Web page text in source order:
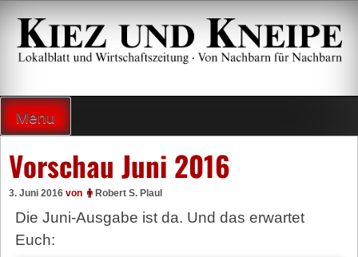
Zum
Inhalt
springen
Menu
Vorschau Juni 2016
3. Juni 2016 von Robert S. Plaul
Die Juni-Ausgabe ist da. Und das erwartet
Euch: